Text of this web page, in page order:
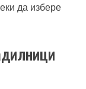
да избере